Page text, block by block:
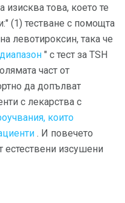
това, което те
(1) тестване с помощта
левотироксин, така че
" с тест за TSH
част от
да допълват
с лекарства с
които
. И повечето
естествени изсушени